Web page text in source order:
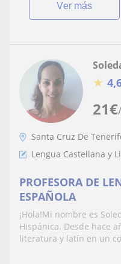
ver más
21€
★
Santa Cruz De
Lengua Castellana y
PROFESORA DE
ESPAÑOLA
¡Hola!Mi nombre es
Hispánica. Desde hace
literatura y latín en un